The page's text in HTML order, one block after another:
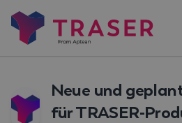
Neue und
für TRASER-